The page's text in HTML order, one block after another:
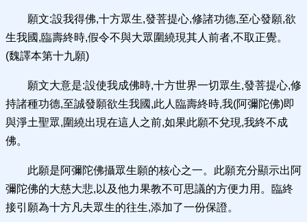
願文:設我得佛,十方眾生,發菩提心,修諸功德,至心發願,欲
生我國,臨壽終時,假令不與大眾圍繞現其人前者,不取正覺。
(魏譯本第十九願)
願文大意是:設使我成佛時,十方世界一切眾生,發菩提心,修
持諸種功德,至誠發願欲生我國,此人臨壽終時,我(阿彌陀佛)即
與淨土聖眾,圍繞出現在這人之前,如果此願不兌現,我終不成
佛。
此願是阿彌陀佛攝眾生願的核心之一。此願充分顯示出阿
彌陀佛的大慈大悲,以及他力果教不可思議的方便力用。臨終
接引願為十方凡夫眾生的往生,添加了一份保證。